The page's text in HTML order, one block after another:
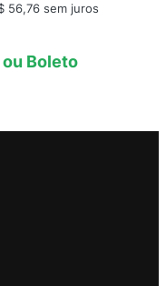
56,76sem juros
Boleto